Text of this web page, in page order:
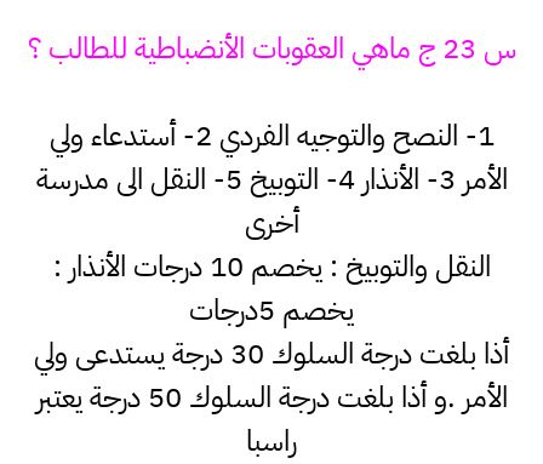
س 23 ج ماهي العقوبات الأنضباطية للطالب ؟
1- النصح والتوجيه الفردي 2- أستدعاء ولي
الأمر 3- الأنذار 4- التوبيخ 5- النقل الى مدرسة
أخرى
النقل والتوبيخ : يخصم 10 درجات الأنذار :
يخصم 5درجات
أذا بلغت درجة السلوك 30 درجة يستدعى ولي
الأمر .و أذا بلغت درجة السلوك 50 درجة يعتبر
راسبا